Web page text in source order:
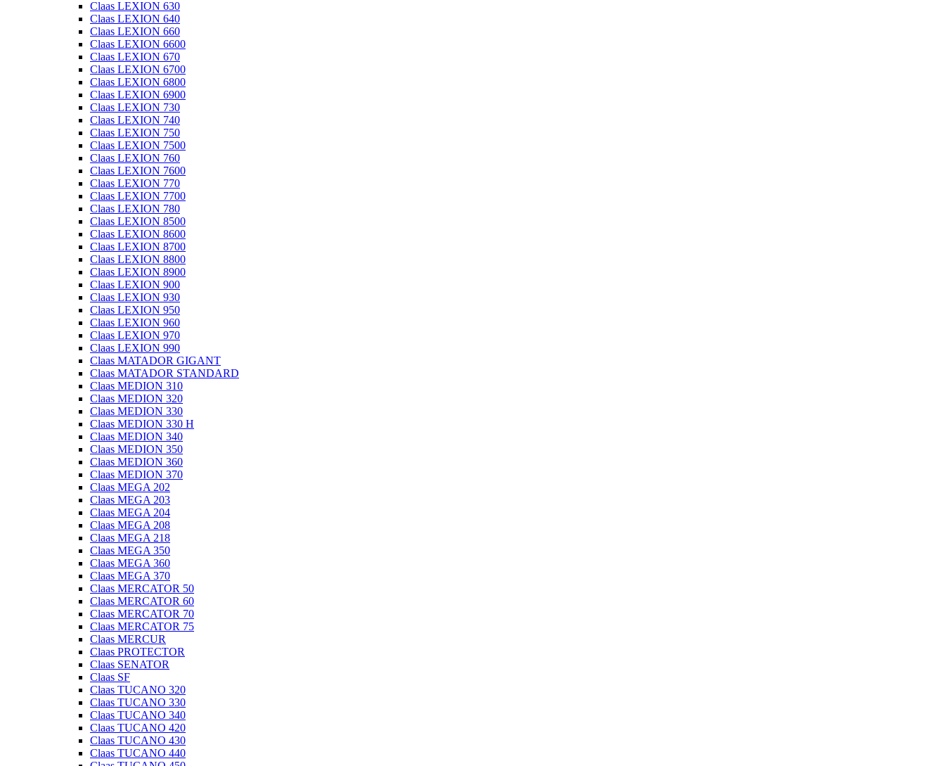
Claas LEXION 630
Claas LEXION 640
Claas LEXION 660
Claas LEXION 6600
Claas LEXION 670
Claas LEXION 6700
Claas LEXION 6800
Claas LEXION 6900
Claas LEXION 730
Claas LEXION 740
Claas LEXION 750
Claas LEXION 7500
Claas LEXION 760
Claas LEXION 7600
Claas LEXION 770
Claas LEXION 7700
Claas LEXION 780
Claas LEXION 8500
Claas LEXION 8600
Claas LEXION 8700
Claas LEXION 8800
Claas LEXION 8900
Claas LEXION 900
Claas LEXION 930
Claas LEXION 950
Claas LEXION 960
Claas LEXION 970
Claas LEXION 990
Claas MATADOR GIGANT
Claas MATADOR STANDARD
Claas MEDION 310
Claas MEDION 320
Claas MEDION 330
Claas MEDION 330 H
Claas MEDION 340
Claas MEDION 350
Claas MEDION 360
Claas MEDION 370
Claas MEGA 202
Claas MEGA 203
Claas MEGA 204
Claas MEGA 208
Claas MEGA 218
Claas MEGA 350
Claas MEGA 360
Claas MEGA 370
Claas MERCATOR 50
Claas MERCATOR 60
Claas MERCATOR 70
Claas MERCATOR 75
Claas MERCUR
Claas PROTECTOR
Claas SENATOR
Claas SF
Claas TUCANO 320
Claas TUCANO 330
Claas TUCANO 340
Claas TUCANO 420
Claas TUCANO 430
Claas TUCANO 440